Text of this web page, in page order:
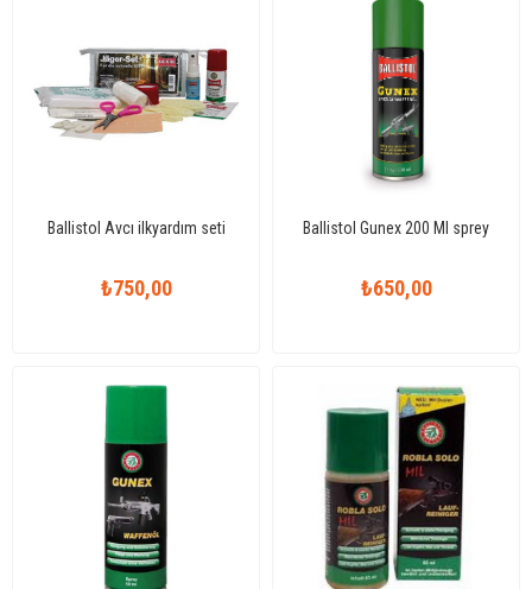
Ballistol Avcı ilkyardım seti
₺750,00
Ballistol Gunex 200 Ml sprey
₺650,00